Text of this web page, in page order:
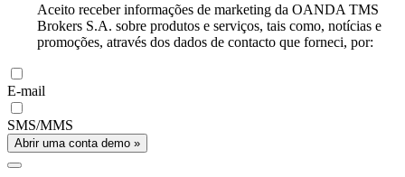
Aceito receber informações de marketing da OANDA TMS
Brokers S.A. sobre produtos e serviços, tais como, notícias e
promoções, através dos dados de contacto que forneci, por:
E-mail
SMS/MMS
Abrir uma conta demo »